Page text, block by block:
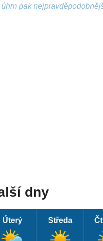
pak
dny
Úterý Středa